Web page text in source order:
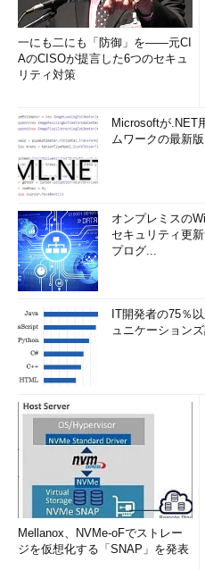
一にも二にも「防御」を――元CI
AのCISOが提言した6つのセキュ
リティ対策
Microsoftが.NET
ムワークの最新
オンプレミスの
セキュリティ更
プログ...
IT開発者の75％
ュニケーション
Mellanox、NVMe-oFでストレー
ジを仮想化する「SNAP」を発表